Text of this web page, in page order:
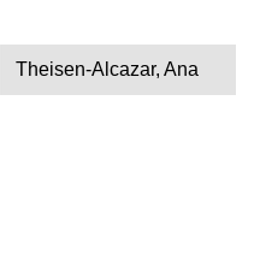
Theisen-Alcazar, Ana